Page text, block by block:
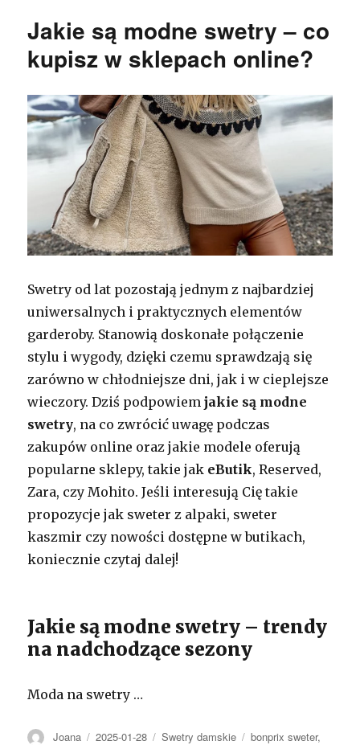
Jakie są modne swetry – co
kupisz w sklepach online?
Swetry od lat pozostają jednym z najbardziej
uniwersalnych i praktycznych elementów
garderoby. Stanowią doskonałe połączenie
stylu i wygody, dzięki czemu sprawdzają się
zarówno w chłodniejsze dni, jak i w cieplejsze
wieczory. Dziś podpowiemjakie są modne
swetry, na co zwrócić uwagę podczas
zakupów online oraz jakie modele oferują
popularne sklepy, takie jak eButik, Reserved,
Zara, czy Mohito. Jeśli interesują Cię takie
propozycje jak sweter z alpaki, sweter
kaszmir czy nowości dostępne w butikach,
koniecznie czytaj dalej!
Jakie są modne swetry – trendy
na nadchodzące sezony
Moda na swetry …
Autor
Joana Opublikowano
2025-01-28 Kategorie
Swetry damskie Tagi
bonprix sweter,